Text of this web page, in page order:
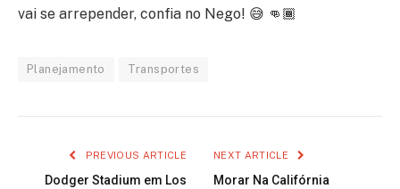
vai se arrepender, confia no Nego! 😅 👊🏾
Planejamento Transportes
PREVIOUS ARTICLE
Dodger Stadium em Los
NEXT ARTICLE
Morar Na Califórnia